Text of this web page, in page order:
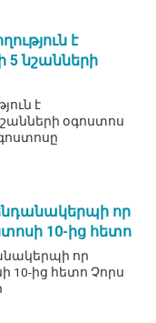
է
նշանների
է
օգոստոս
որ
10-ից հետո
որ
10-ից հետո Չորս